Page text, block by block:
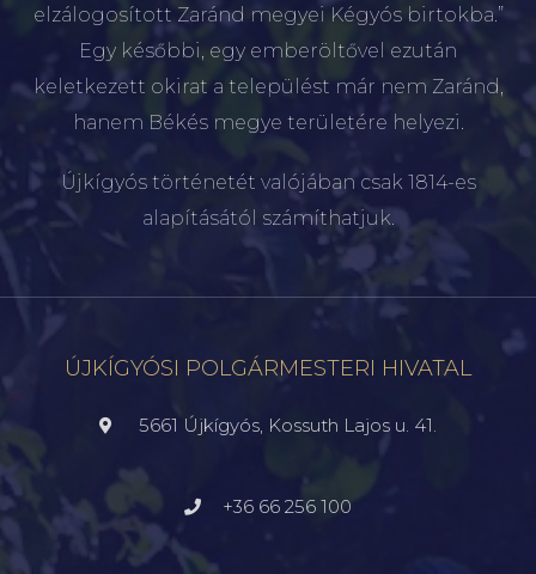
elzálogosított Zaránd megyei Kégyós birtokba.”
Egy későbbi, egy emberöltővel ezután
keletkezett okirat a települést már nem Zaránd,
hanem Békés megye területére helyezi.
Újkígyós történetét valójában csak 1814-es
alapításától számíthatjuk.
ÚJKÍGYÓSI POLGÁRMESTERI HIVATAL
5661 Újkígyós, Kossuth Lajos u. 41.
+36 66 256 100